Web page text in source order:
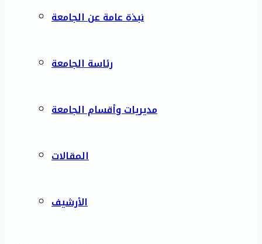
نبذة عامة عن الجامعة
رئاسة الجامعة
مديريات وأقسام الجامعة
المقالات
الأرشيف